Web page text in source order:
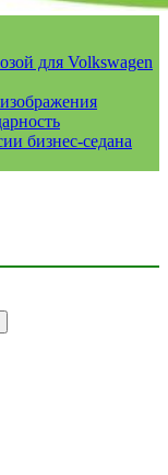
для Volkswagen
бизнес-седана